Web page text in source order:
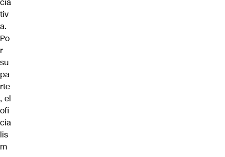
cia
tiv
a.
Po
r
su
pa
rte
, el
ofi
cia
lis
m